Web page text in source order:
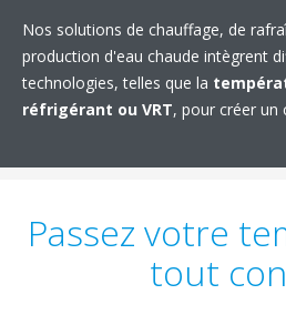
Nos solutions de chauffage, de
production d'eau chaude intègrent
technologies, telles que la
réfrigérant ou VRT, pour créer un
Passez votre
tout